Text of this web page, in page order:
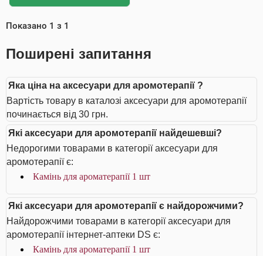
Показано 1 з 1
Поширені запитання
Яка ціна на аксесуари для аромотерапії ?
Вартість товару в каталозі аксесуари для аромотерапії
починається від 30 грн.
Які аксесуари для аромотерапії найдешевші?
Недорогими товарами в категорії аксесуари для
аромотерапії є:
Камінь для ароматерапії 1 шт
Які аксесуари для аромотерапії є найдорожчими?
Найдорожчими товарами в категорії аксесуари для
аромотерапії інтернет-аптеки DS є:
Камінь для ароматерапії 1 шт